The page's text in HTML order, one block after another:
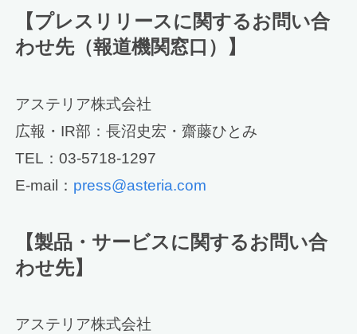
【プレスリリースに関するお問い合
わせ先（報道機関窓口）】
アステリア株式会社
広報・IR部：長沼史宏・齋藤ひとみ
TEL：03-5718-1297
E-mail： press@asteria.com
【製品・サービスに関するお問い合
わせ先】
アステリア株式会社